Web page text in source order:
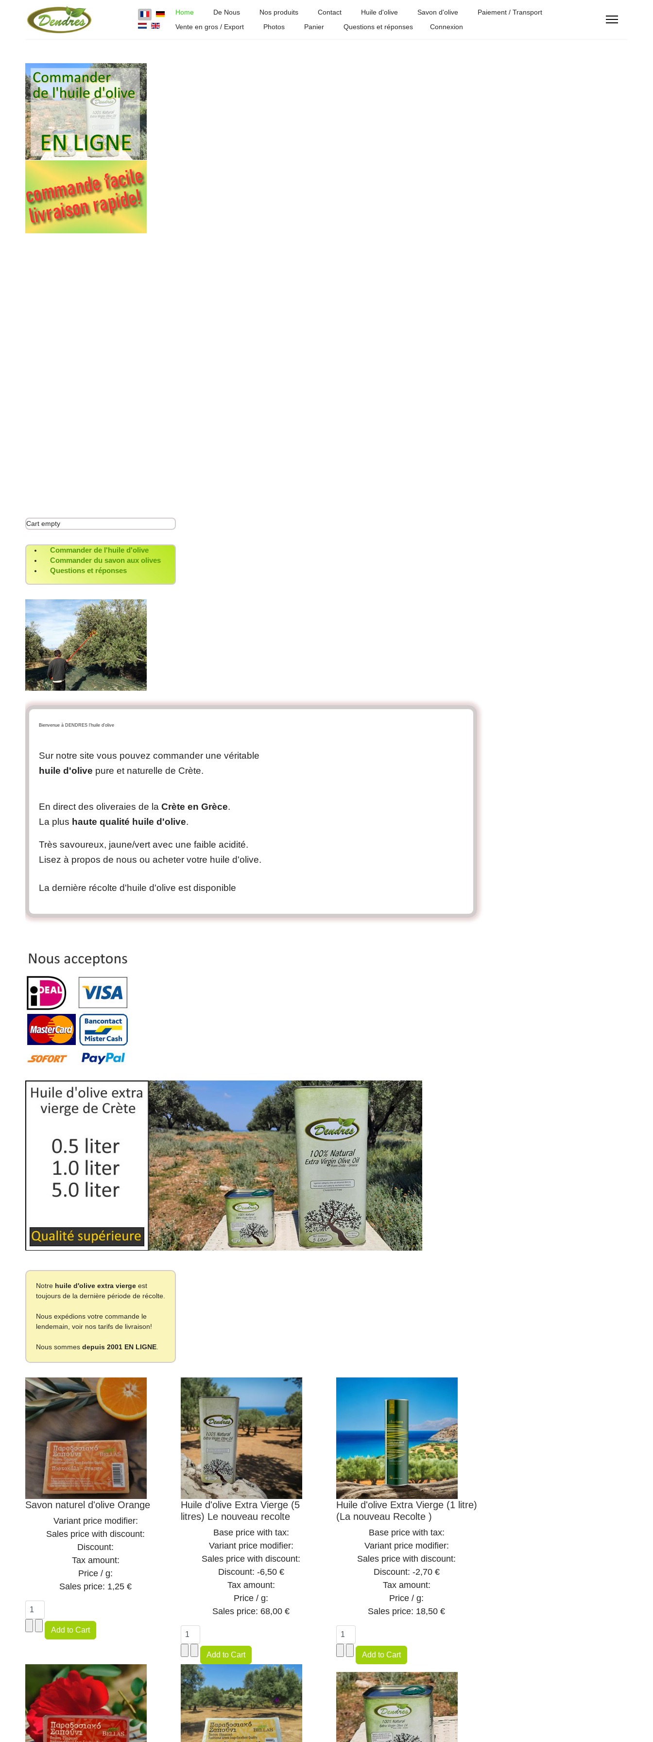
Select your language
Home De Nous Nos produits Contact Huile d'olive Savon d'olive
Paiement / Transport
Vente en gros / Export
Photos Panier Questions et réponses Connexion
Cart empty
Commander de l'huile d'olive
Commander du savon aux olives
Questions et réponses
Bienvenue à DENDRES l'huile d'olive
Sur notre site vous pouvez commander une véritable
huile d'olive pure et naturelle de Crète.
En direct des oliveraies de la Crète en Grèce.
La plus haute qualité huile d'olive.
Très savoureux, jaune/vert avec une faible acidité.
Lisez à propos de nous ou acheter votre huile d'olive.
La dernière récolte d'huile d'olive est disponible
Notre huile d'olive extra vierge est
toujours de la dernière période de récolte.
Nous expédions votre commande le
lendemain, voir nos tarifs de livraison!
Nous sommes depuis 2001 EN LIGNE
Savon naturel d'olive Orange
Variant price modifier:
Sales price with discount:
Discount:
Tax amount:
Price / g:
Sales price: 1,25 €
Huile d'olive Extra Vierge (5
litres) Le nouveau recolte
Base price with tax:
Variant price modifier:
Sales price with discount:
Discount: -6,50 €
Tax amount:
Price / g:
Sales price: 68,00 €
Huile d'olive Extra Vierge (1 litre)
(La nouveau Recolte )
Base price with tax:
Variant price modifier:
Sales price with discount:
Discount: -2,70 €
Tax amount:
Price / g:
Sales price: 18,50 €